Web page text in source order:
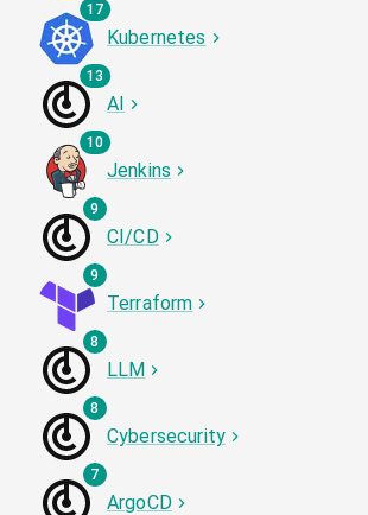
17
Kubernetes
13
AI
10
Jenkins
9
CI/CD
9
Terraform
8
LLM
8
Cybersecurity
7
ArgoCD